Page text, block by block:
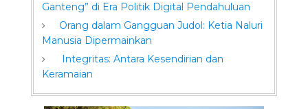
Ganteng” di Era Politik Digital Pendahuluan
Orang dalam Gangguan Judol: Ketia Naluri
Manusia Dipermainkan
Integritas: Antara Kesendirian dan
Keramaian